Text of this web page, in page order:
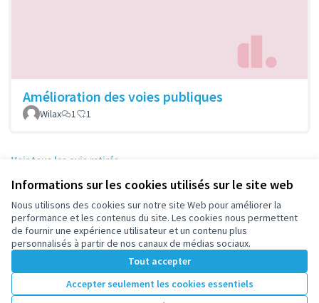
Informations sur les cookies utilisés sur le site web
Nous utilisons des cookies sur notre site Web pour améliorer la
performance et les contenus du site. Les cookies nous permettent
de fournir une expérience utilisateur et un contenu plus
personnalisés à partir de nos canaux de médias sociaux.
Tout accepter
Accepter seulement les cookies essentiels
Amélioration des voies publiques
Wilax 1 1
Voir tous les avis retirés
Conditions d'utilisation
Paramètres des cookies
participez.nanterre.fr sur X
(Lien externe)
participez.nanterre.fr sur Facebook
participez.nanterre.fr sur Instagram
participez.nanterre.fr sur YouTube
(Lien externe)
participez.nanterre.fr sur GitHub
(Lien externe)
Licence
(Lien